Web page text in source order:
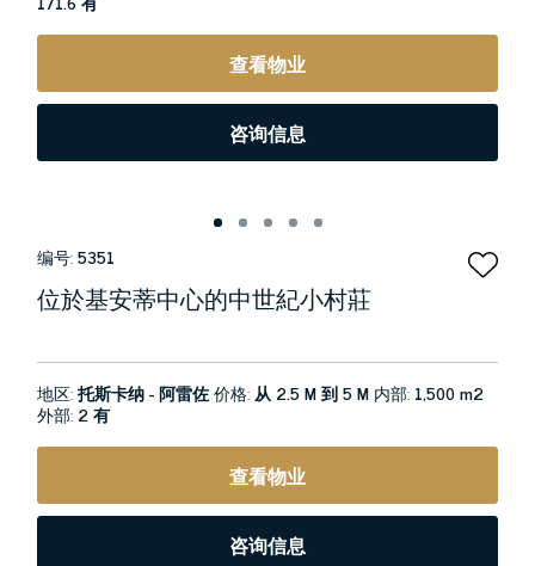
查看物业
咨询信息
编号:5351
位於基安蒂中心的中世紀小村莊
地区:托斯卡纳 - 阿雷佐价格:从 2.5 M 到 5 M 内部: 1,500 m2
外部: 2 有
查看物业
咨询信息